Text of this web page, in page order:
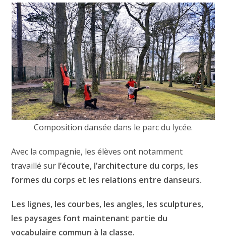
Composition dansée dans le parc du lycée.
Avec la compagnie, les élèves ont notamment
travaillé sur l’écoute, l’architecture du corps, les
formes du corps et les relations entre danseurs.
Les lignes, les courbes, les angles, les sculptures,
les paysages font maintenant partie du
vocabulaire commun à la classe.